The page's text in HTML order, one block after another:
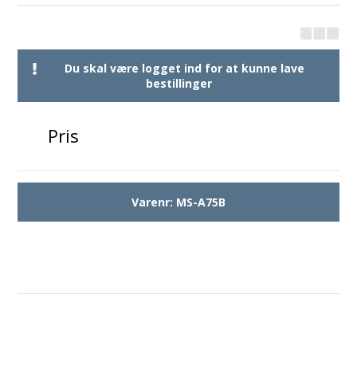
Du skal være logget ind for at kunne lave
bestillinger
Pris
Varenr: MS-A75B